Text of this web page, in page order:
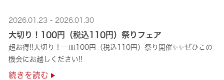
2026.01.23 - 2026.01.30
大切り！100円（税込110円）祭りフェア
超お得!!大切り！一皿100円（税込110円）祭り開催✨✨ぜひこの
機会にお越しください!!
続きを読む